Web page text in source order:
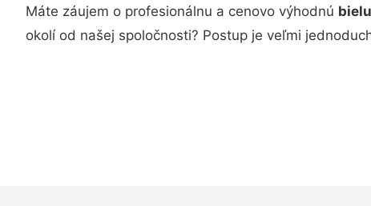
Máte záujem o profesionálnu a cenovo výhodnú
okolí od našej spoločnosti? Postup je veľmi